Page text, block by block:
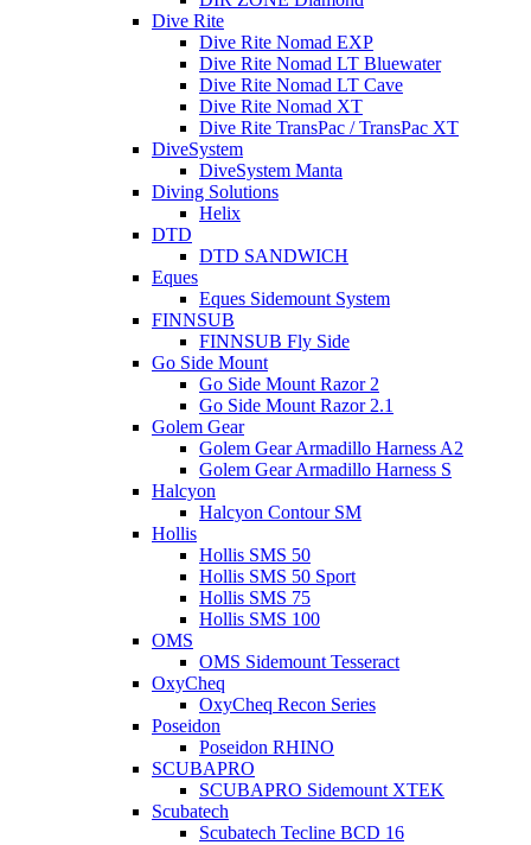
Dive Rite
Dive Rite Nomad EXP
Dive Rite Nomad LT Bluewater
Dive Rite Nomad LT Cave
Dive Rite Nomad XT
Dive Rite TransPac / TransPac XT
DiveSystem
DiveSystem Manta
Diving Solutions
Helix
DTD
DTD SANDWICH
Eques
Eques Sidemount System
FINNSUB
FINNSUB Fly Side
Go Side Mount
Go Side Mount Razor 2
Go Side Mount Razor 2.1
Golem Gear
Golem Gear Armadillo Harness A2
Golem Gear Armadillo Harness S
Halcyon
Halcyon Contour SM
Hollis
Hollis SMS 50
Hollis SMS 50 Sport
Hollis SMS 75
Hollis SMS 100
OMS
OMS Sidemount Tesseract
OxyCheq
OxyCheq Recon Series
Poseidon
Poseidon RHINO
SCUBAPRO
SCUBAPRO Sidemount XTEK
Scubatech
Scubatech Tecline BCD 16